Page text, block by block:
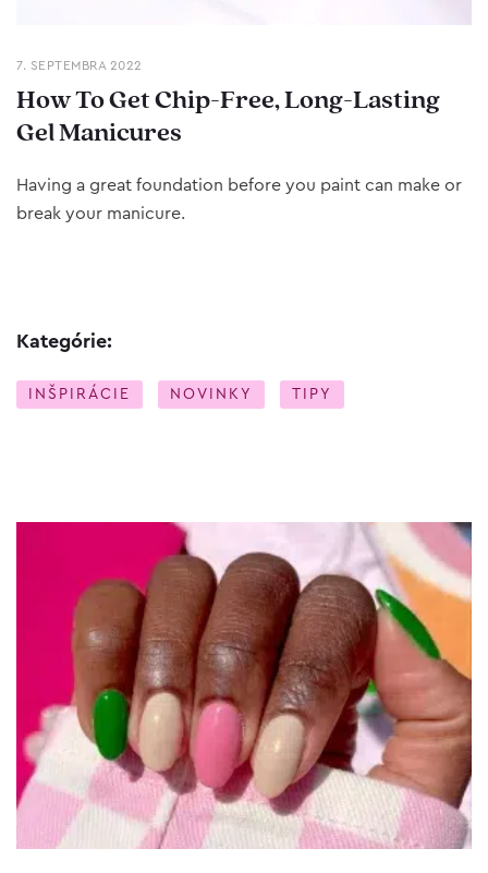
7. SEPTEMBRA 2022
How To Get Chip-Free, Long-Lasting
Gel Manicures
Having a great foundation before you paint can make or
break your manicure.
Kategórie:
INŠPIRÁCIE NOVINKY TIPY